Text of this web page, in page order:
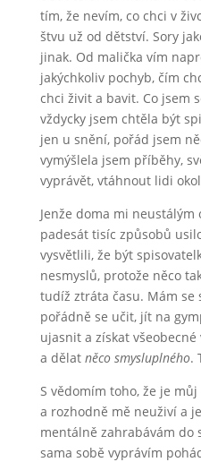
tím, že nevím, co chci v
štvu už od dětství. Sory
jinak. Od malička vím
jakýchkoliv pochyb, čím
chci živit a bavit. Co jsem
vždycky jsem chtěla být
jen u snění, pořád jsem
vymýšlela jsem příběhy,
vyprávět, vtáhnout lidi
Jenže doma mi neustálým
padesát tisíc způsobů
vysvětlili, že být
nesmyslů, protože něco
tudíž ztráta času. Mám se
pořádně se učit, jít na
ujasnit a získat
a dělat něco smysluplného.
S vědomím toho, že je
a rozhodně mě neuživí a
mentálně zahrabávám do
sama sobě vyprávím